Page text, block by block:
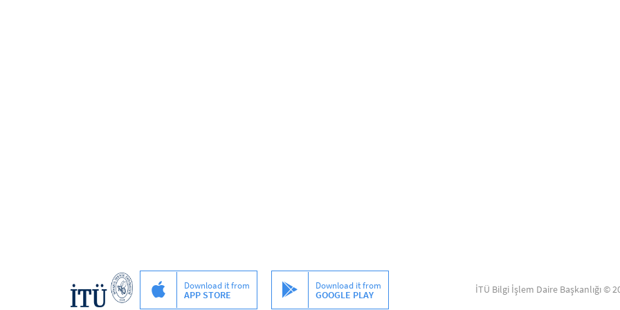
Download it from
APP STORE
Download it from
GOOGLE PLAY İTÜ Bilgi İşlem Daire Başkanlığı ©